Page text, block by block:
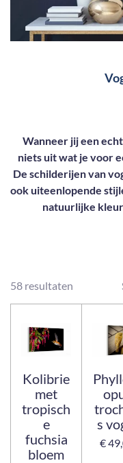
Wanneer jij een
niets uit wat je voor
De schilderijen van
ook uiteenlopende
natuurlijke
58 resultaten
Kolibrie
met
tropisch
e
fuchsia
bloem
s
€